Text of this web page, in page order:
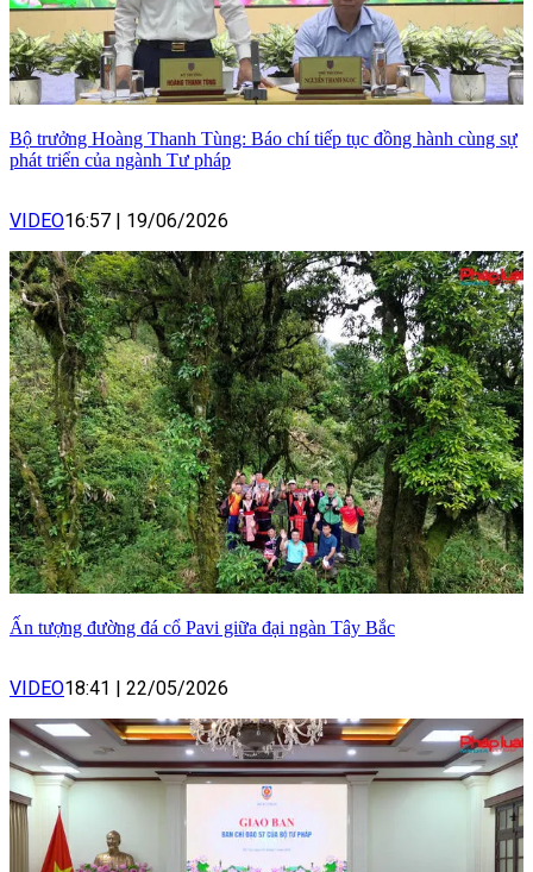
Bộ trưởng Hoàng Thanh Tùng: Báo chí tiếp tục đồng hành cùng sự
phát triển của ngành Tư pháp
VIDEO16:57 | 19/06/2026
Ấn tượng đường đá cổ Pavi giữa đại ngàn Tây Bắc
VIDEO18:41 | 22/05/2026